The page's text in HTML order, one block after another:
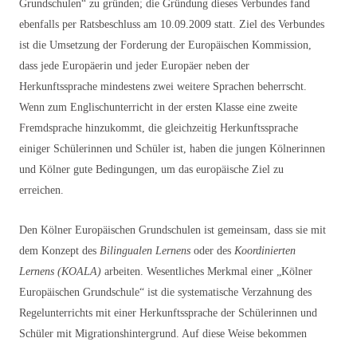
Grundschulen“ zu gründen; die Gründung dieses Verbundes fand
ebenfalls per Ratsbeschluss am 10.09.2009 statt. Ziel des Verbundes
ist die Umsetzung der Forderung der Europäischen Kommission,
dass jede Europäerin und jeder Europäer neben der
Herkunftssprache mindestens zwei weitere Sprachen beherrscht.
Wenn zum Englischunterricht in der ersten Klasse eine zweite
Fremdsprache hinzukommt, die gleichzeitig Herkunftssprache
einiger Schülerinnen und Schüler ist, haben die jungen Kölnerinnen
und Kölner gute Bedingungen, um das europäische Ziel zu
erreichen.
Den Kölner Europäischen Grundschulen ist gemeinsam, dass sie mit
dem Konzept des Bilingualen Lernens oder des Koordinierten
Lernens (KOALA) arbeiten. Wesentliches Merkmal einer „Kölner
Europäischen Grundschule“ ist die systematische Verzahnung des
Regelunterrichts mit einer Herkunftssprache der Schülerinnen und
Schüler mit Migrationshintergrund. Auf diese Weise bekommen